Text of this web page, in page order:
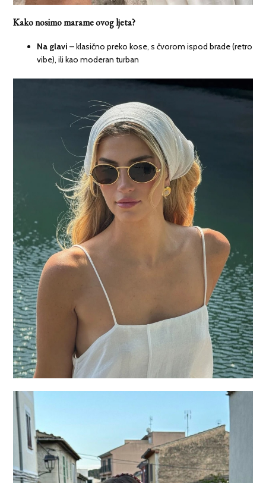
Kako nosimo marame ovog ljeta?
Na glavi – klasično preko kose, s čvorom ispod brade (retro
vibe), ili kao moderan turban